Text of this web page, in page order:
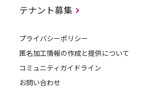
テナント募集
プライバシーポリシー
匿名加工情報の作成と提供について
コミュニティガイドライン
お問い合わせ